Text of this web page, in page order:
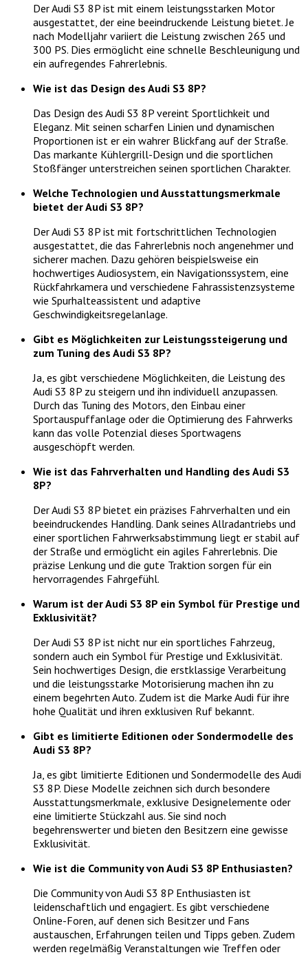
Der Audi S3 8P ist mit einem leistungsstarken Motor
ausgestattet, der eine beeindruckende Leistung bietet. Je
nach Modelljahr variiert die Leistung zwischen 265 und
300 PS. Dies ermöglicht eine schnelle Beschleunigung und
ein aufregendes Fahrerlebnis.
Wie ist das Design des Audi S3 8P?
Das Design des Audi S3 8P vereint Sportlichkeit und
Eleganz. Mit seinen scharfen Linien und dynamischen
Proportionen ist er ein wahrer Blickfang auf der Straße.
Das markante Kühlergrill-Design und die sportlichen
Stoßfänger unterstreichen seinen sportlichen Charakter.
Welche Technologien und Ausstattungsmerkmale
bietet der Audi S3 8P?
Der Audi S3 8P ist mit fortschrittlichen Technologien
ausgestattet, die das Fahrerlebnis noch angenehmer und
sicherer machen. Dazu gehören beispielsweise ein
hochwertiges Audiosystem, ein Navigationssystem, eine
Rückfahrkamera und verschiedene Fahrassistenzsysteme
wie Spurhalteassistent und adaptive
Geschwindigkeitsregelanlage.
Gibt es Möglichkeiten zur Leistungssteigerung und
zum Tuning des Audi S3 8P?
Ja, es gibt verschiedene Möglichkeiten, die Leistung des
Audi S3 8P zu steigern und ihn individuell anzupassen.
Durch das Tuning des Motors, den Einbau einer
Sportauspuffanlage oder die Optimierung des Fahrwerks
kann das volle Potenzial dieses Sportwagens
ausgeschöpft werden.
Wie ist das Fahrverhalten und Handling des Audi S3
8P?
Der Audi S3 8P bietet ein präzises Fahrverhalten und ein
beeindruckendes Handling. Dank seines Allradantriebs und
einer sportlichen Fahrwerksabstimmung liegt er stabil auf
der Straße und ermöglicht ein agiles Fahrerlebnis. Die
präzise Lenkung und die gute Traktion sorgen für ein
hervorragendes Fahrgefühl.
Warum ist der Audi S3 8P ein Symbol für Prestige und
Exklusivität?
Der Audi S3 8P ist nicht nur ein sportliches Fahrzeug,
sondern auch ein Symbol für Prestige und Exklusivität.
Sein hochwertiges Design, die erstklassige Verarbeitung
und die leistungsstarke Motorisierung machen ihn zu
einem begehrten Auto. Zudem ist die Marke Audi für ihre
hohe Qualität und ihren exklusiven Ruf bekannt.
Gibt es limitierte Editionen oder Sondermodelle des
Audi S3 8P?
Ja, es gibt limitierte Editionen und Sondermodelle des Audi
S3 8P. Diese Modelle zeichnen sich durch besondere
Ausstattungsmerkmale, exklusive Designelemente oder
eine limitierte Stückzahl aus. Sie sind noch
begehrenswerter und bieten den Besitzern eine gewisse
Exklusivität.
Wie ist die Community von Audi S3 8P Enthusiasten?
Die Community von Audi S3 8P Enthusiasten ist
leidenschaftlich und engagiert. Es gibt verschiedene
Online-Foren, auf denen sich Besitzer und Fans
austauschen, Erfahrungen teilen und Tipps geben. Zudem
werden regelmäßig Veranstaltungen wie Treffen oder